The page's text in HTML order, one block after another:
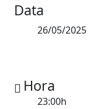
Data
26/05/2025
Hora
23:00h